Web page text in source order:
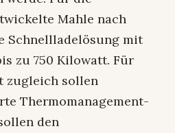
Mahle nach
Schnellladelösung mit
zu 750 Kilowatt. Für
zugleich sollen
Thermomanagement-
den